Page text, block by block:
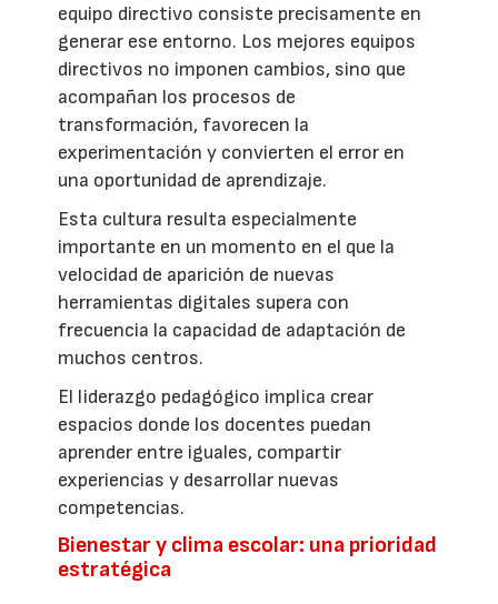
equipo directivo consiste precisamente en
generar ese entorno. Los mejores equipos
directivos no imponen cambios, sino que
acompañan los procesos de
transformación, favorecen la
experimentación y convierten el error en
una oportunidad de aprendizaje.
Esta cultura resulta especialmente
importante en un momento en el que la
velocidad de aparición de nuevas
herramientas digitales supera con
frecuencia la capacidad de adaptación de
muchos centros.
El liderazgo pedagógico implica crear
espacios donde los docentes puedan
aprender entre iguales, compartir
experiencias y desarrollar nuevas
competencias.
Bienestar y clima escolar: una prioridad
estratégica